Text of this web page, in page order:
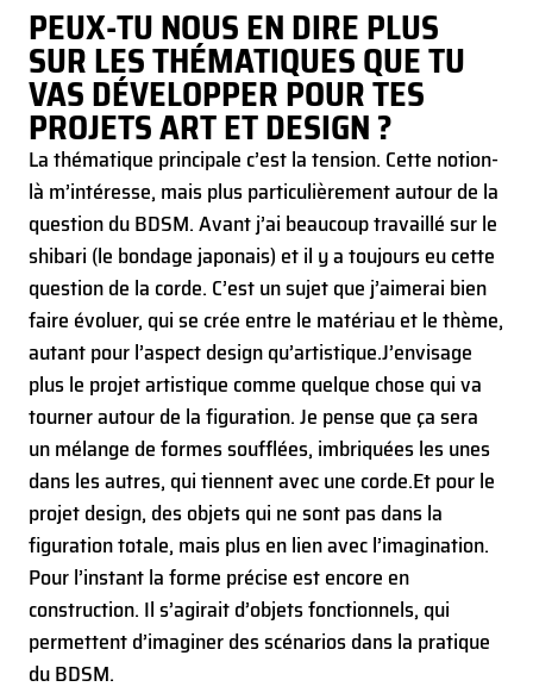
PEUX-TU NOUS EN DIRE PLUS
SUR LES THÉMATIQUES QUE TU
VAS DÉVELOPPER POUR TES
PROJETS ART ET DESIGN ?
La thématique principale c’est la tension. Cette notion-
là m’intéresse, mais plus particulièrement autour de la
question du BDSM. Avant j’ai beaucoup travaillé sur le
shibari (le bondage japonais) et il y a toujours eu cette
question de la corde. C’est un sujet que j’aimerai bien
faire évoluer, qui se crée entre le matériau et le thème,
autant pour l’aspect design qu’artistique.J’envisage
plus le projet artistique comme quelque chose qui va
tourner autour de la figuration. Je pense que ça sera
un mélange de formes soufflées, imbriquées les unes
dans les autres, qui tiennent avec une corde.Et pour le
projet design, des objets qui ne sont pas dans la
figuration totale, mais plus en lien avec l’imagination.
Pour l’instant la forme précise est encore en
construction. Il s’agirait d’objets fonctionnels, qui
permettent d’imaginer des scénarios dans la pratique
du BDSM.